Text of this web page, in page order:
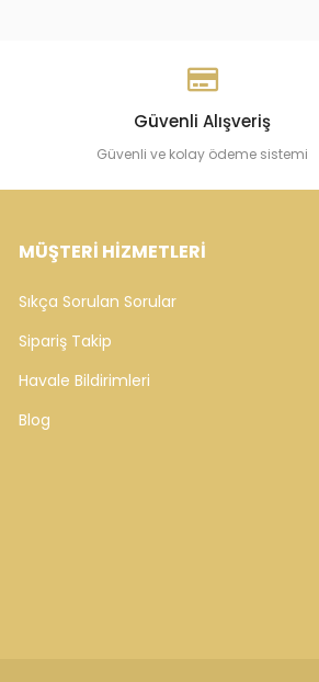
Güvenli Alışveriş
Güvenli ve kolay ödeme sistemi
MÜŞTERİ HİZMETLERİ
Sıkça Sorulan Sorular
Sipariş Takip
Havale Bildirimleri
Blog